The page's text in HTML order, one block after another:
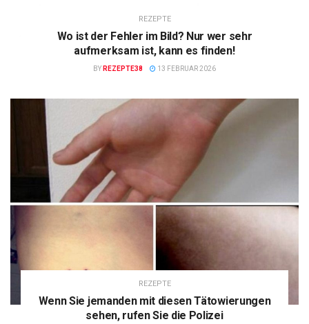
REZEPTE
Wo ist der Fehler im Bild? Nur wer sehr
aufmerksam ist, kann es finden!
BY REZEPTE38 13 FEBRUAR 2026
REZEPTE
Wenn Sie jemanden mit diesen Tätowierungen
sehen, rufen Sie die Polizei